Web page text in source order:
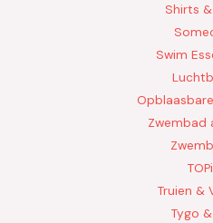
Shirts
Swim
Zwembad
Truien &
Tygo